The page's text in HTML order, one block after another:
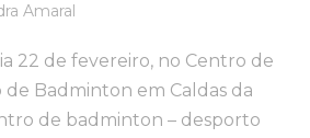
Amaral
22 de fevereiro, no Centro de
Badminton em Caldas da
de badminton – desporto